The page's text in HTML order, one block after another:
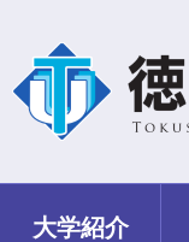
大学紹介